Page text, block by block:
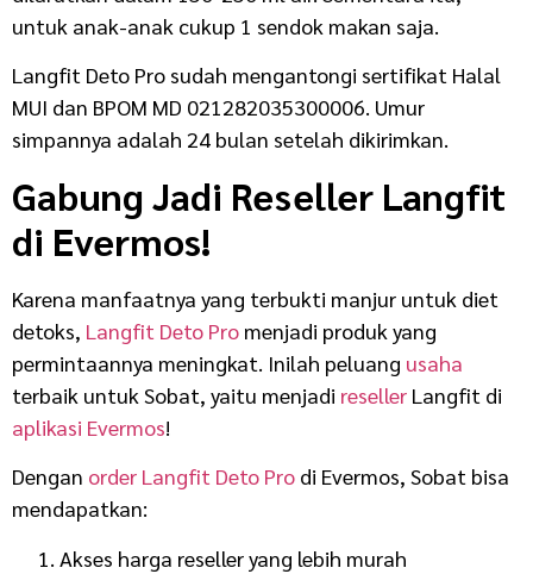
untuk anak-anak cukup 1 sendok makan saja.
Langfit Deto Pro sudah mengantongi sertifikat Halal
MUI dan BPOM MD 021282035300006. Umur
simpannya adalah 24 bulan setelah dikirimkan.
Gabung Jadi Reseller Langfit
di Evermos!
Karena manfaatnya yang terbukti manjur untuk diet
detoks, Langfit Deto Pro menjadi produk yang
permintaannya meningkat. Inilah peluang usaha
terbaik untuk Sobat, yaitu menjadi reseller Langfit di
aplikasi Evermos!
Dengan order Langfit Deto Pro di Evermos, Sobat bisa
mendapatkan:
Akses harga reseller yang lebih murah